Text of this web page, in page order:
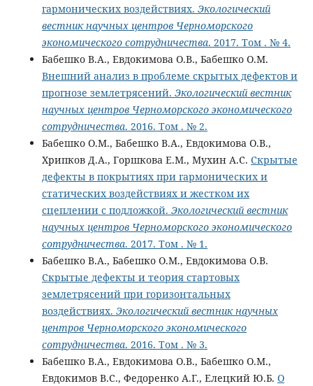
гармонических воздействиях. Экологический
вестник научных центров Черноморского
экономического сотрудничества. 2017. Том . № 4.
Бабешко В.А., Евдокимова О.В., Бабешко О.М.
Внешний анализ в проблеме скрытых дефектов и
прогнозе землетрясений. Экологический вестник
научных центров Черноморского экономического
сотрудничества. 2016. Том . № 2.
Бабешко О.М., Бабешко В.А., Евдокимова О.В.,
Хрипков Д.А., Горшкова Е.М., Мухин А.С. Скрытые
дефекты в покрытиях при гармонических и
статических воздействиях и жестком их
сцеплении с подложкой. Экологический вестник
научных центров Черноморского экономического
сотрудничества. 2017. Том . № 1.
Бабешко В.А., Бабешко О.М., Евдокимова О.В.
Скрытые дефекты и теория стартовых
землетрясений при горизонтальных
воздействиях. Экологический вестник научных
центров Черноморского экономического
сотрудничества. 2016. Том . № 3.
Бабешко В.А., Евдокимова О.В., Бабешко О.М.,
Евдокимов В.С., Федоренко А.Г., Елецкий Ю.Б. О